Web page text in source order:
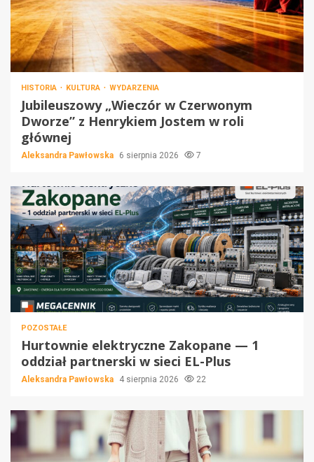
HISTORIA KULTURA WYDARZENIA
Jubileuszowy „Wieczór w Czerwonym
Dworze” z Henrykiem Jostem w roli
głównej
Aleksandra Pawłowska 6 sierpnia 2026 7
POZOSTAŁE
Hurtownie elektryczne Zakopane — 1
oddział partnerski w sieci EL-Plus
Aleksandra Pawłowska 4 sierpnia 2026 22